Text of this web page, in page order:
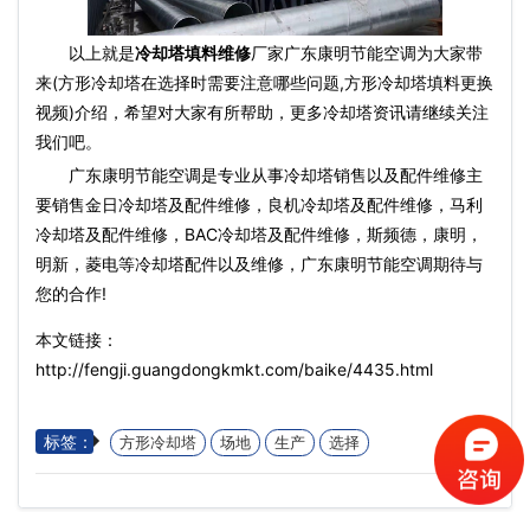
以上就是冷却塔填料维修厂家广东康明节能空调为大家带
来(方形冷却塔在选择时需要注意哪些问题,方形冷却塔填料更换
视频)介绍，希望对大家有所帮助，更多冷却塔资讯请继续关注
我们吧。
广东康明节能空调是专业从事冷却塔销售以及配件维修主
要销售金日冷却塔及配件维修，良机冷却塔及配件维修，马利
冷却塔及配件维修，BAC冷却塔及配件维修，斯频德，康明，
明新，菱电等冷却塔配件以及维修，广东康明节能空调期待与
您的合作!
本文链接：
http://fengji.guangdongkmkt.com/baike/4435.html
标签： 方形冷却塔 场地 生产 选择